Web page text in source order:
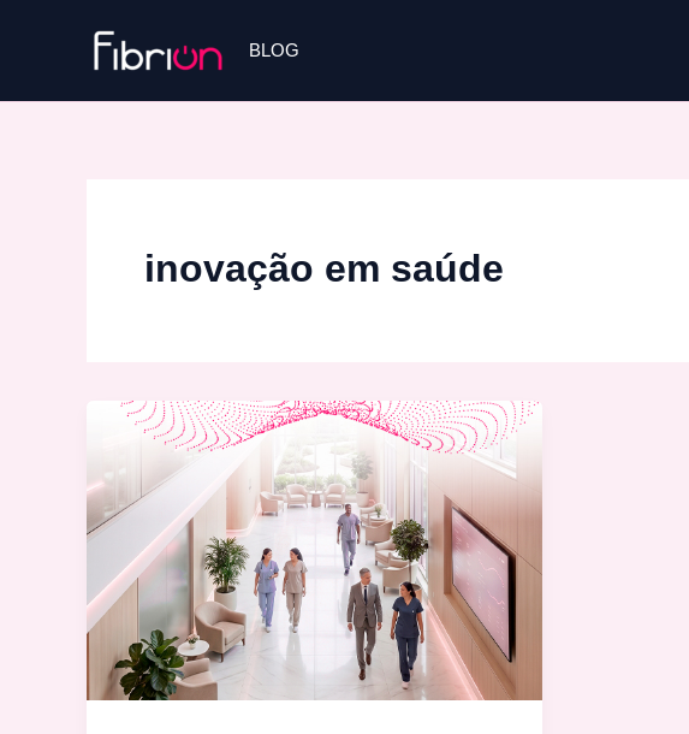
conteúdo
BLOG
inovação em saúde